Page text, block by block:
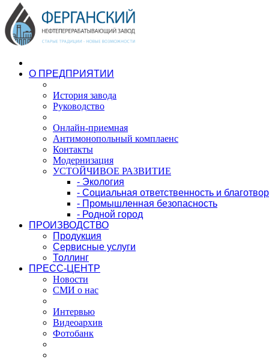
О ПРЕДПРИЯТИИ
История завода
Руководство
Онлайн-приемная
Антимонопольный комплаенс
Контакты
Модернизация
УСТОЙЧИВОЕ РАЗВИТИЕ
- Экология
- Социальная ответственность и
- Промышленная безопасность
- Родной город
ПРОИЗВОДСТВО
Продукция
Сервисные услуги
Толлинг
ПРЕСС-ЦЕНТР
Новости
СМИ о нас
Интервью
Видеоархив
Фотобанк